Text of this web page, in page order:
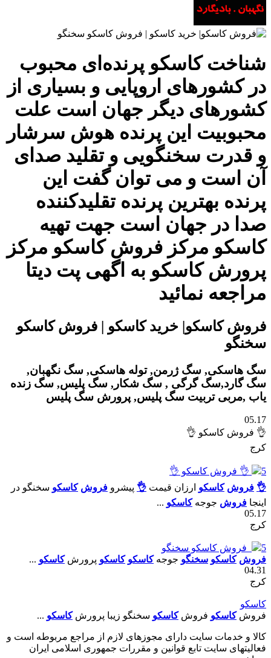
شناخت کاسکو پرنده‌ای محبوب
در کشورهای اروپایی و بسیاری از
کشورهای دیگر جهان است علت
محبوبیت این پرنده هوش سرشار
و قدرت سخنگویی و تقلید صدای
آن است و می توان گفت این
پرنده بهترین پرنده تقلیدکننده
صدا در جهان است جهت تهیه
کاسکو مرکز فروش کاسکو مرکز
پرورش کاسکو به اگهی پت دیتا
مراجعه نمائید
فروش کاسکو| خرید کاسکو | فروش کاسکو
سخنگو
سگ هاسکی, سگ ژرمن, توله هاسکی, سگ نگهبان,
سگ گارد,سگ گرگی , سگ شکار, سگ پلیس, سگ زنده
یاب ,مربی تربیت سگ پلیس, پرورش سگ پلیس
05.17
👌 فروش کاسکو 👌
کرج
5
👌 فروش کاسکو 👌
👌 فروش کاسکو ارزان قيمت 👌 پيشرو فروش کاسکو سخنگو در
اينجا فروش جوجهکاسکو ...
05.17
کرج
5
فروش کاسکو سخنگو
فروش کاسکو سخنگو جوجهکاسکو کاسکو پرورشکاسکو ...
04.31
کرج
کاسکو
فروشکاسکو فروشکاسکو سخنگو زيبا پرورشکاسکو ...
كالا و خدمات سایت دارای مجوزهای لازم از مراجع مربوطه است و
فعاليتهای سايت تابع قوانين و مقررات جمهوری اسلامی ايران